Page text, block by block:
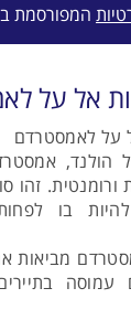
המפורסמת
אל על
על לאמסטרדם
הולנד,
ורומנטית.
בו
מביאות
עמוסה